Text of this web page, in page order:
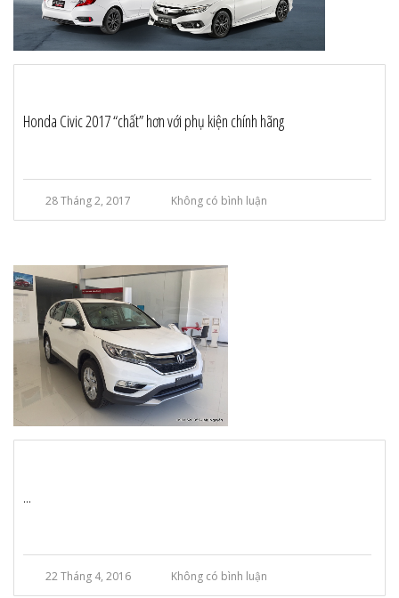
Honda Civic 2017 “chất” hơn với phụ kiện chính hãng
28 Tháng 2, 2017 Không có bình luận
...
22 Tháng 4, 2016 Không có bình luận